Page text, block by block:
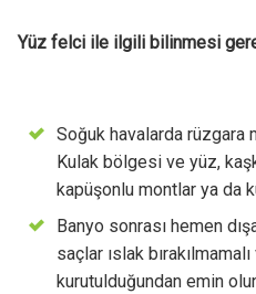
Yüz felci ile ilgili bilinmesi
Soğuk havalarda rüzgara
Kulak bölgesi ve yüz,
kapüşonlu montlar ya da
Banyo sonrası hemen
saçlar ıslak
kurutulduğundan emin